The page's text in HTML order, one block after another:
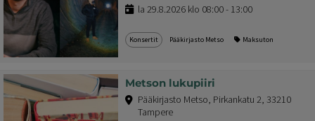
la 29.8.2026 klo 08:00 - 13:00
Konsertit Pääkirjasto Metso Maksuton
Metson lukupiiri
Pääkirjasto Metso, Pirkankatu 2, 33210
Tampere